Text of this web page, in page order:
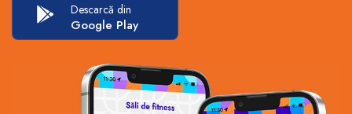
Descarcă din
Google Play